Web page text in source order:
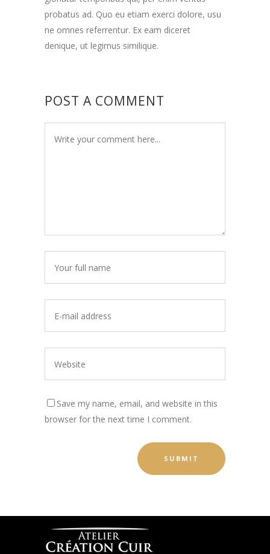
probatus ad. Quo eu etiam exerci dolore, usu
ne omnes referrentur. Ex eam diceret
denique, ut legimus similique.
POST A COMMENT
Save my name, email, and website in this
browser for the next time I comment.